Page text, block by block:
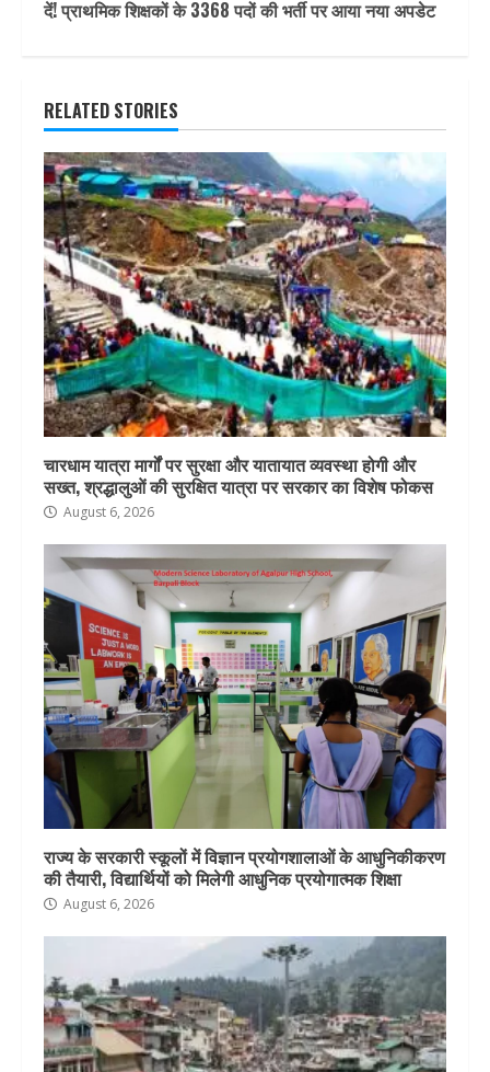
दें! प्राथमिक शिक्षकों के 3368 पदों की भर्ती पर आया नया अपडेट
RELATED STORIES
चारधाम यात्रा मार्गों पर सुरक्षा और यातायात व्यवस्था होगी और
सख्त, श्रद्धालुओं की सुरक्षित यात्रा पर सरकार का विशेष फोकस
August 6, 2026
राज्य के सरकारी स्कूलों में विज्ञान प्रयोगशालाओं के आधुनिकीकरण
की तैयारी, विद्यार्थियों को मिलेगी आधुनिक प्रयोगात्मक शिक्षा
August 6, 2026